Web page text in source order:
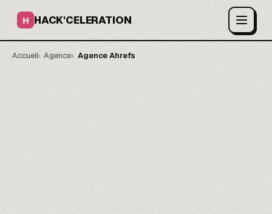
H HACK'CELERATION
Accueil Agence Agence Ahrefs
Des positions, pas des
exports.